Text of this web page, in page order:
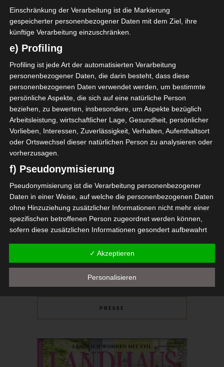
PRESSE
Einschränkung der Verarbeitung ist die Markierung
gespeicherter personenbezogener Daten mit dem Ziel, ihre
künftige Verarbeitung einzuschränken.
e) Profiling
Profiling ist jede Art der automatisierten Verarbeitung
personenbezogener Daten, die darin besteht, dass diese
personenbezogenen Daten verwendet werden, um bestimmte
persönliche Aspekte, die sich auf eine natürliche Person
beziehen, zu bewerten, insbesondere, um Aspekte bezüglich
Arbeitsleistung, wirtschaftlicher Lage, Gesundheit, persönlicher
Vorlieben, Interessen, Zuverlässigkeit, Verhalten, Aufenthaltsort
oder Ortswechsel dieser natürlichen Person zu analysieren oder
vorherzusagen.
f) Pseudonymisierung
Pseudonymisierung ist die Verarbeitung personenbezogener
Daten in einer Weise, auf welche die personenbezogenen Daten
ohne Hinzuziehung zusätzlicher Informationen nicht mehr einer
spezifischen betroffenen Person zugeordnet werden können,
sofern diese zusätzlichen Informationen gesondert aufbewahrt
unterliegen, die gewährleisten, dass die personenbezogenen
Daten nicht einer identifizierten oder identifizierbaren natürlichen
Person zugewiesen werden.
g) Verantwortlicher oder für die
Verantwortlicher oder für die Verarbeitung Verantwortlicher ist
andere Stelle, die allein oder gemeinsam mit anderen über die
Zwecke und Mittel der Verarbeitung von personenbezogenen
Daten entscheidet. Sind die Zwecke und Mittel dieser
✓ Akzeptieren
Personalisieren